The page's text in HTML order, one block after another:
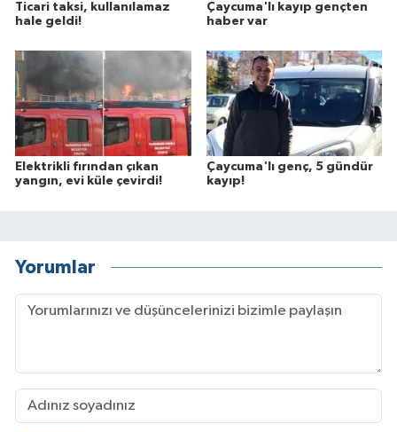
Ticari taksi, kullanılamaz
hale geldi!
Çaycuma'lı kayıp gençten
haber var
Elektrikli fırından çıkan
yangın, evi küle çevirdi!
Çaycuma'lı genç, 5 gündür
kayıp!
Yorumlar